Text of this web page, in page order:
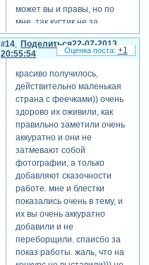
может вы и правы, но по
мне, так кустик не за
феечкой, а сбоку растет и
она ножку на кустик
положила.
Поделиться
14
22-07-2013
20:55:54
красиво получилось,
действительно маленькая
страна с феечками)) очень
здорово их оживили, как
правильно заметили очень
аккуратно и они не
затмевают собой
фотографии, а только
добавляют сказочности
работе. мне и блестки
показались очень в тему, и
их вы очень аккуратно
добавили и не
переборщили. спаисбо за
показ работы. жаль, что на
+1